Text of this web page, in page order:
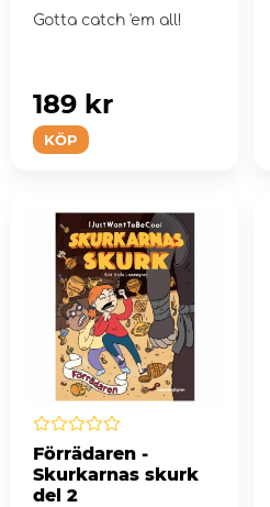
Gotta catch 'em all!
KÖP
189 kr
Förrädaren -
Skurkarnas skurk
del 2